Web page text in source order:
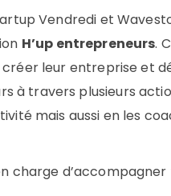
Vendredi et
H’up entrepreneurs.
leur entreprise et
travers plusieurs
mais aussi en les